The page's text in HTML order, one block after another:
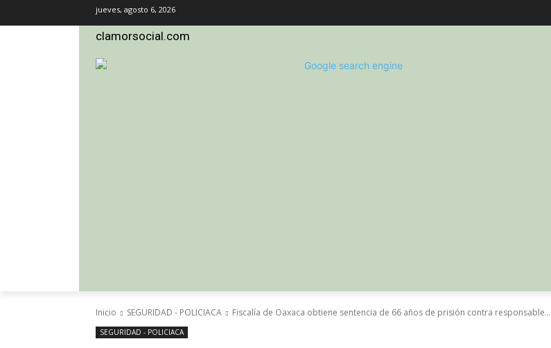
jueves, agosto 6, 2026
clamorsocial.com
Inicio SEGURIDAD - POLICIACA Fiscalía de Oaxaca obtiene sentencia de 66 años de prisión contra responsable...
SEGURIDAD - POLICIACA